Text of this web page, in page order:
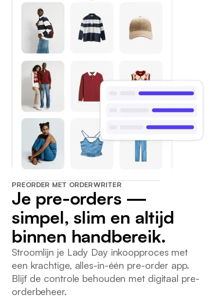
PREORDER MET ORDERWRITER
Je pre-orders —
simpel, slim en altijd
binnen handbereik.
Stroomlijn je Lady Day inkoopproces met
een krachtige, alles-in-één pre-order app.
Blijf de controle behouden met digitaal pre-
orderbeheer.